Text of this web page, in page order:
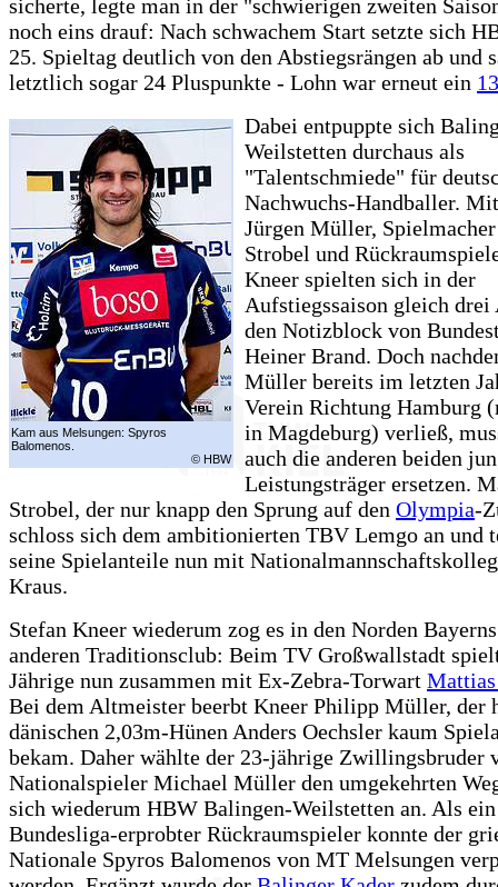
sicherte, legte man in der "schwierigen zweiten
noch eins drauf: Nach schwachem Start setzte sich
25. Spieltag deutlich von den Abstiegsrängen ab und
letztlich sogar 24 Pluspunkte - Lohn war erneut ein
Kam aus Melsungen: Spyros
Balomenos.
© HBW
Dabei entpuppte sich
Weilstetten durchaus als
"Talentschmiede" für
Nachwuchs-Handballer.
Jürgen Müller,
Strobel und
Kneer spielten sich in der
Aufstiegssaison gleich drei
den Notizblock von
Heiner Brand. Doch
Müller bereits im letzten
Verein Richtung Hamburg
in Magdeburg) verließ,
auch die anderen beiden
Leistungsträger ersetzen.
Strobel, der nur knapp den Sprung auf den Olympia-
schloss sich dem ambitionierten TBV Lemgo an und
seine Spielanteile nun mit
Kraus.
Stefan Kneer wiederum zog es in den Norden
anderen Traditionsclub: Beim TV Großwallstadt
Jährige nun zusammen mit Ex-Zebra-Torwart
Bei dem Altmeister beerbt Kneer Philipp Müller, der
dänischen 2,03m-Hünen Anders Oechsler kaum
bekam. Daher wählte der 23-jährige Zwillingsbruder
Nationalspieler Michael Müller den umgekehrten
sich wiederum HBW Balingen-Weilstetten an. Als
Bundesliga-erprobter Rückraumspieler konnte der
Nationale Spyros Balomenos von MT Melsungen